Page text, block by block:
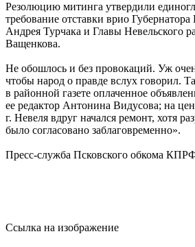
Резолюцию митинга утвердили
требование отставки врио Губернатора
Андрея Турчака и Главы Невельского
Ващенкова.
Не обошлось и без провокаций. Уж
чтобы народ о правде вслух говорил.
в районной газете оплаченное
ее редактор Антонина Видусова; на
г. Невеля вдруг начался ремонт, хотя
было согласовано заблаговременно».
Пресс-служба Псковского обкома
Ссылка на изображение